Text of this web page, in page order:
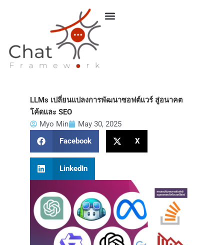
LLMs เปลี่ยนแปลงการพัฒนาซอฟต์แวร์ สู่อนาคต
โค้ดและ SEO
Myo Min
May 30, 2025
Facebook
X
LinkedIn